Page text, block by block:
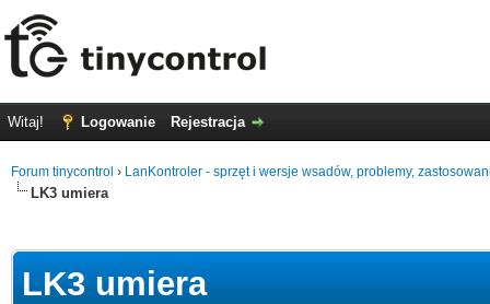
Witaj! Logowanie Rejestracja
Forum tinycontrol › LanKontroler - sprzęt i wersje wsadów, problemy,
LK3 umiera
LK3 umiera